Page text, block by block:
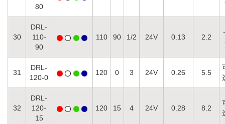
80
30
DRL-
110-
90
110 90 1/2 24V 0.13 2.2
31
DRL-
120-0
120 0 3 24V 0.26 5.5
32
DRL-
120-
15
120 15 4 24V 0.28 8.2